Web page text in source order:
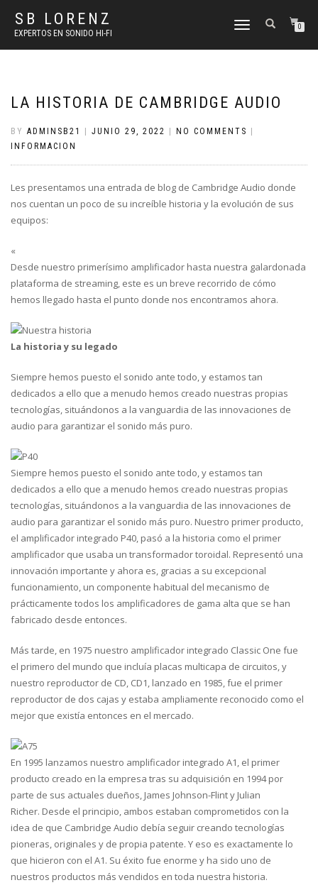
SB LORENZ
EXPERTOS EN SONIDO HI-FI
TOGGLE
0
LA HISTORIA DE CAMBRIDGE AUDIO
BY ADMINSB21 JUNIO 29, 2022 NO COMMENTS
INFORMACION
Les presentamos una entrada de blog de Cambridge Audio donde
nos cuentan un poco de su increíble historia y la evolución de sus
equipos:
«
Desde nuestro primerísimo amplificador hasta nuestra galardonada
plataforma de streaming, este es un breve recorrido de cómo
hemos llegado hasta el punto donde nos encontramos ahora.
La historia y su legado
Siempre hemos puesto el sonido ante todo, y estamos tan
dedicados a ello que a menudo hemos creado nuestras propias
tecnologías, situándonos a la vanguardia de las innovaciones de
audio para garantizar el sonido más puro.
Siempre hemos puesto el sonido ante todo, y estamos tan
dedicados a ello que a menudo hemos creado nuestras propias
tecnologías, situándonos a la vanguardia de las innovaciones de
audio para garantizar el sonido más puro. Nuestro primer producto,
el amplificador integrado P40, pasó a la historia como el primer
amplificador que usaba un transformador toroidal. Representó una
innovación importante y ahora es, gracias a su excepcional
funcionamiento, un componente habitual del mecanismo de
prácticamente todos los amplificadores de gama alta que se han
fabricado desde entonces.
Más tarde, en 1975 nuestro amplificador integrado Classic One fue
el primero del mundo que incluía placas multicapa de circuitos, y
nuestro reproductor de CD, CD1, lanzado en 1985, fue el primer
reproductor de dos cajas y estaba ampliamente reconocido como el
mejor que existía entonces en el mercado.
En 1995 lanzamos nuestro amplificador integrado A1, el primer
producto creado en la empresa tras su adquisición en 1994 por
parte de sus actuales dueños, James Johnson-Flint y Julian
Richer. Desde el principio, ambos estaban comprometidos con la
idea de que Cambridge Audio debía seguir creando tecnologías
pioneras, originales y de propia patente. Y eso es exactamente lo
que hicieron con el A1. Su éxito fue enorme y ha sido uno de
nuestros productos más vendidos en toda nuestra historia.